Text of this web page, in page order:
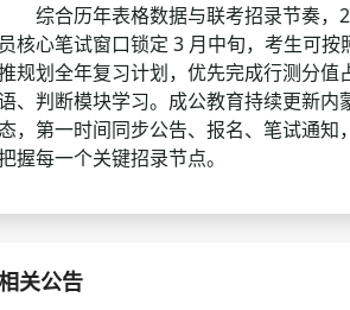
合历年表格数据与联考招录节奏，
核心笔试窗口锁定 3 月中旬，考生可按
规划全年复习计划，优先完成行测分值
、判断模块学习。成公教育持续更新内
，第一时间同步公告、报名、笔试通知
握每一个关键招录节点。
关公告